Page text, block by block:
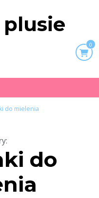
plusie
0
do mielenia
:
do